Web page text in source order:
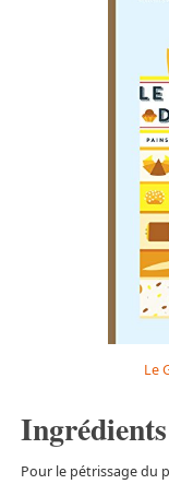
Le
Pour le pétrissage du